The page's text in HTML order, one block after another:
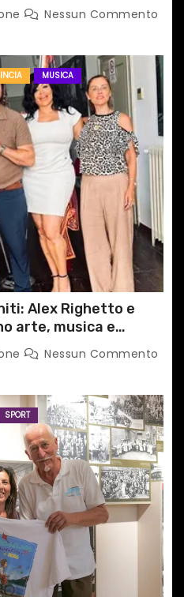
Nessun Commento
MUSICA
Alex Righetto e
arte, musica e
progettoNessun Commento
SPORT